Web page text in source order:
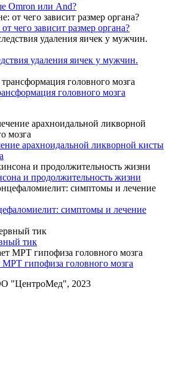
Omron или And?
чего зависит размер органа?
удаления яичек у мужчин.
головного мозга
арахноидальной ликворной кисты
и продолжительность жизни
симптомы и лечение
тик
МРТ гипофиза головного мозга
"ЦентроМед", 2023